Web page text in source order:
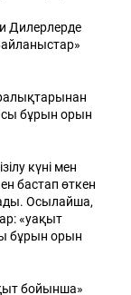
Дилерлерде
бұрын орын
күні мен
бастап өткен
Осылайша,
«уақыт
бұрын орын
бойынша»